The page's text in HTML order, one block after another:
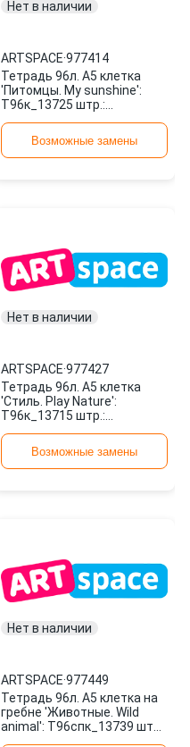
Нет в наличии
ARTSPACE·977414
Тетрадь 96л. А5 клетка
'Питомцы. My sunshine':
Т96к_13725 штр.:
ARTSPACEВозможные замены
Нет в наличии
ARTSPACE·977427
Тетрадь 96л. А5 клетка
'Стиль. Play Nature':
Т96к_13715 штр.:
ARTSPACEВозможные замены
Нет в наличии
ARTSPACE·977449
Тетрадь 96л. А5 клетка на
гребне 'Животные. Wild
animal': Т96спк_13739 штр.: